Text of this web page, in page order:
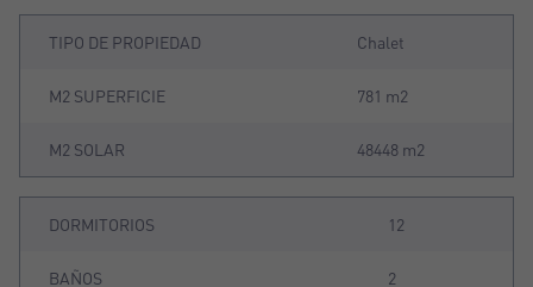
TIPO DE PROPIEDAD Chalet
M2 SUPERFICIE 781 m2
M2 SOLAR 48448 m2
DORMITORIOS 12
BAÑOS 2